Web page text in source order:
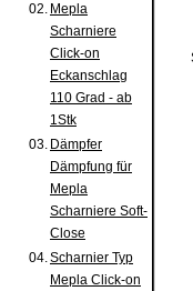
02. Mepla
Scharniere
Click-on
Eckanschlag
110 Grad - ab
1Stk
03. Dämpfer
Dämpfung für
Mepla
Scharniere Soft-
Close
04.Scharnier Typ
Mepla Click-on